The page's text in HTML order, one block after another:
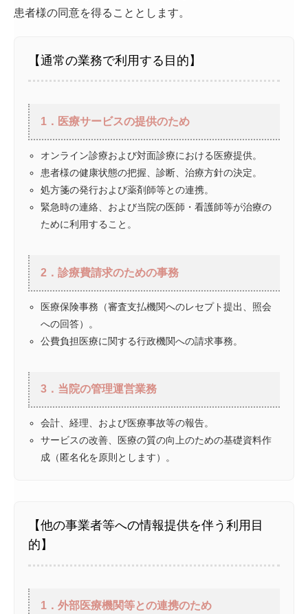
患者様の同意を得ることとします。
【通常の業務で利用する目的】
1．医療サービスの提供のため
オンライン診療および対面診療における医療提供。
患者様の健康状態の把握、診断、治療方針の決定。
処方箋の発行および薬剤師等との連携。
緊急時の連絡、および当院の医師・看護師等が治療の
ために利用すること。
2．診療費請求のための事務
医療保険事務（審査支払機関へのレセプト提出、照会
への回答）。
公費負担医療に関する行政機関への請求事務。
3．当院の管理運営業務
会計、経理、および医療事故等の報告。
サービスの改善、医療の質の向上のための基礎資料作
成（匿名化を原則とします）。
【他の事業者等への情報提供を伴う利用目
的】
1．外部医療機関等との連携のため